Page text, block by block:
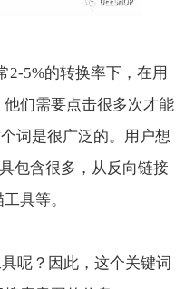
2-5%的转换率下，在用
们需要点击很多次才能
词是很广泛的。用户想
包含很多，从反向链接
具等。
呢？因此，这个关键词